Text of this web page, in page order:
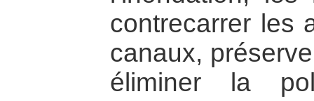
contrecarrer les
canaux,
éliminer la